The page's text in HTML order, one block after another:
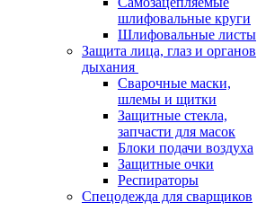
шлифовальные круги
Шлифовальные листы
Защита лица, глаз и органов
дыхания
Сварочные маски,
шлемы и щитки
Защитные стекла,
запчасти для масок
Блоки подачи воздуха
Защитные очки
Респираторы
Спецодежда для сварщиков